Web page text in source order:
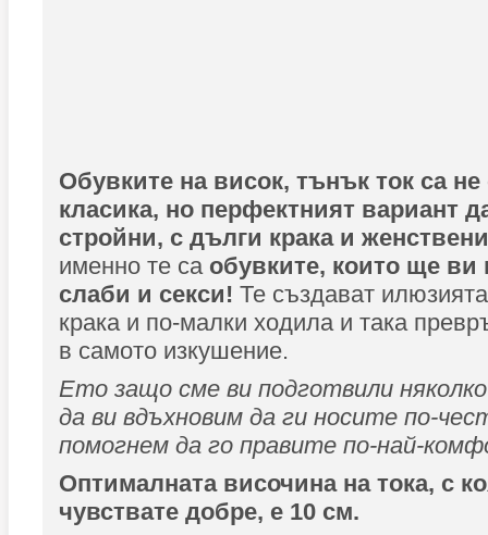
Обувките на висок, тънък ток са
класика, но перфектният вариант
стройни, с дълги крака и
именно те са обувките, които ще ви
слаби и секси! Те създават
крака и по-малки ходила и така
в самото изкушение.
Ето защо сме ви подготвили
да ви вдъхновим да ги носите по-
помогнем да го правите по-най-
Оптималната височина на тока, с
чувствате добре, е 10 см.